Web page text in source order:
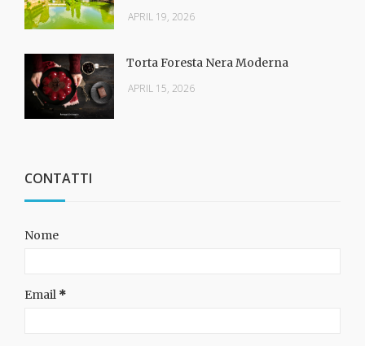
APRIL 19, 2026
Torta Foresta Nera Moderna
APRIL 15, 2026
CONTATTI
Nome
Email *